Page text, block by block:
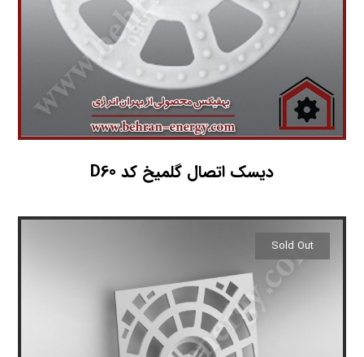
دیسک اتصال گلمیخ کد D60
Sold Out